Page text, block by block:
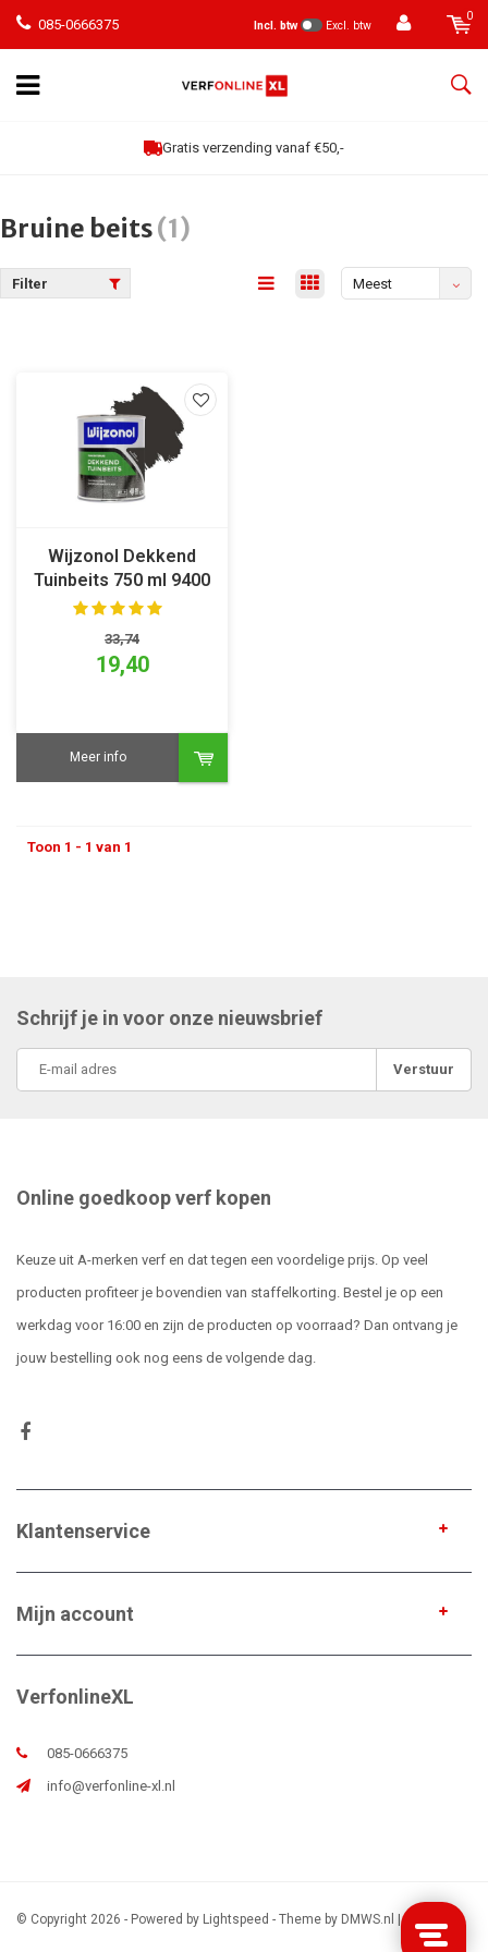
085-0666375 Incl. btw Excl. btw
0
Klanten geven een 9
Bruine beits(1)
Filter
Meest
Wijzonol Dekkend
Tuinbeits 750 ml 9400
Klassiekbruin
33,74
19,40
Meer info
Toon 1 - 1 van 1
Schrijf je in voor onze nieuwsbrief
Verstuur
Online goedkoop verf kopen
Keuze uit A-merken verf en dat tegen een voordelige prijs. Op veel
producten profiteer je bovendien van staffelkorting. Bestel je op een
werkdag voor 16:00 en zijn de producten op voorraad? Dan ontvang je
jouw bestelling ook nog eens de volgende dag.
Klantenservice
Mijn account
VerfonlineXL
085-0666375
info@verfonline-xl.nl
© Copyright 2026 - Powered by Lightspeed - Theme by DMWS.nl |Sitemap